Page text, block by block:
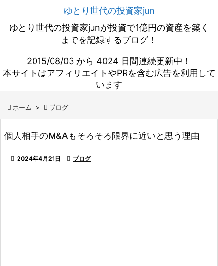
ゆとり世代の投資家jun
ゆとり世代の投資家junが投資で1億円の資産を築く
までを記録するブログ！
2015/08/03 から 4024 日間連続更新中！
本サイトはアフィリエイトやPRを含む広告を利用して
います
 ホーム >  ブログ
個人相手のM&Aもそろそろ限界に近いと思う理由
 2024年4月21日  ブログ